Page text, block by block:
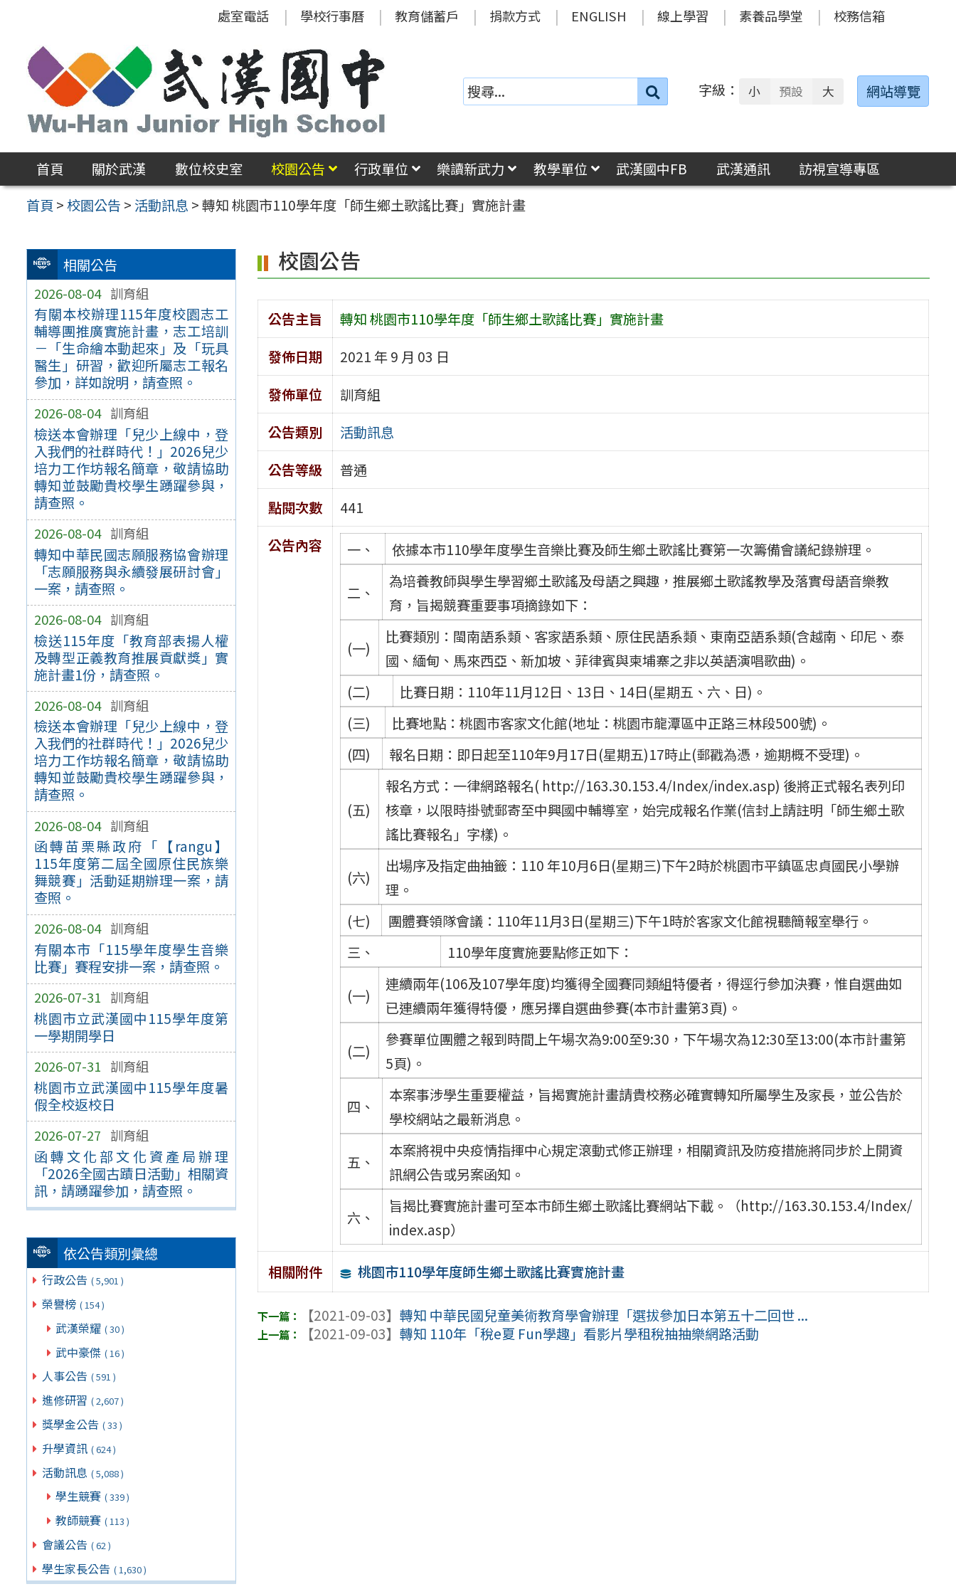
區
處室電話 學校行事曆 教育儲蓄戶 捐款方式 ENGLISH 線上學習 素養品學堂 校務信箱
搜
字級： 小 預設 大 網站導覽
首頁 關於武漢 數位校史室 校園公告 行政單位 樂讀新武力 教學單位 武漢國中FB 武漢通訊
訪視宣導專區
首頁 >校園公告 > 活動訊息 >轉知 桃園市110學年度「師生鄉土歌謠比賽」實施計畫
相關公告
2026-08-04 訓育組
有關本校辦理115年度校園志工
輔導團推廣實施計畫，志工培訓
－「生命繪本動起來」及「玩具
醫生」研習，歡迎所屬志工報名
參加，詳如說明，請查照。
2026-08-04 訓育組
檢送本會辦理「兒少上線中，登
入我們的社群時代！」2026兒少
培力工作坊報名簡章，敬請協助
轉知並鼓勵貴校學生踴躍參與，
請查照。
2026-08-04 訓育組
轉知中華民國志願服務協會辦理
「志願服務與永續發展研討會」
一案，請查照。
2026-08-04 訓育組
檢送115年度「教育部表揚人權
及轉型正義教育推展貢獻獎」實
施計畫1份，請查照。
2026-08-04 訓育組
檢送本會辦理「兒少上線中，登
入我們的社群時代！」2026兒少
培力工作坊報名簡章，敬請協助
轉知並鼓勵貴校學生踴躍參與，
請查照。
2026-08-04 訓育組
函轉苗栗縣政府「【rangu】
115年度第二屆全國原住民族樂
舞競賽」活動延期辦理一案，請
查照。
2026-08-04 訓育組
有關本市「115學年度學生音樂
比賽」賽程安排一案，請查照。
2026-07-31 訓育組
桃園市立武漢國中115學年度第
一學期開學日
2026-07-31 訓育組
桃園市立武漢國中115學年度暑
假全校返校日
2026-07-27 訓育組
函轉文化部文化資產局辦理
「2026全國古蹟日活動」相關資
訊，請踴躍參加，請查照。
依公告類別彙總
行政公告 ( 5,901 )
榮譽榜 ( 154 )
武漢榮耀 ( 30 )
武中豪傑 ( 16 )
人事公告 ( 591 )
進修研習 ( 2,607 )
獎學金公告 ( 33 )
升學資訊 ( 624 )
活動訊息 ( 5,088 )
學生競賽 ( 339 )
教師競賽 ( 113 )
會議公告 ( 62 )
學生家長公告 ( 1,630 )
校園公告
公告主旨
轉知 桃園市110學年度「師生鄉土歌謠比賽」實施計畫
發佈日期
2021 年 9 月 03 日
發佈單位
訓育組
公告類別
活動訊息
公告等級
普通
點閱次數
441
公告內容
一、 依據本市110學年度學生音樂比賽及師生鄉土歌謠比賽第一次籌備會議紀錄辦理。
二、
為培養教師與學生學習鄉土歌謠及母語之興趣，推展鄉土歌謠教學及落實母語音樂教
育，旨揭競賽重要事項摘錄如下：
(一)
比賽類別：閩南語系類、客家語系類、原住民語系類、東南亞語系類(含越南、印尼、泰
國、緬甸、馬來西亞、新加坡、菲律賓與柬埔寨之非以英語演唱歌曲)。
(二)
比賽日期：110年11月12日、13日、14日(星期五、六、日)。
(三)
比賽地點：桃園市客家文化館(地址：桃園市龍潭區中正路三林段500號)。
(四)
報名日期：即日起至110年9月17日(星期五)17時止(郵戳為憑，逾期概不受理)。
(五)
報名方式：一律網路報名( http://163.30.153.4/Index/index.asp) 後將正式報名表列印
核章，以限時掛號郵寄至中興國中輔導室，始完成報名作業(信封上請註明「師生鄉土歌
謠比賽報名」字樣)。
(六)
出場序及指定曲抽籤：110 年10月6日(星期三)下午2時於桃園市平鎮區忠貞國民小學辦
理。
(七)
團體賽領隊會議：110年11月3日(星期三)下午1時於客家文化館視聽簡報室舉行。
三、
110學年度實施要點修正如下：
(一)
連續兩年(106及107學年度)均獲得全國賽同類組特優者，得逕行參加決賽，惟自選曲如
已連續兩年獲得特優，應另擇自選曲參賽(本市計畫第3頁)。
(二)
參賽單位團體之報到時間上午場次為9:00至9:30，下午場次為12:30至13:00(本市計畫第
5頁)。
四、
本案事涉學生重要權益，旨揭實施計畫請貴校務必確實轉知所屬學生及家長，並公告於
學校網站之最新消息。
五、
本案將視中央疫情指揮中心規定滾動式修正辦理，相關資訊及防疫措施將同步於上開資
訊網公告或另案函知。
六、
旨揭比賽實施計畫可至本市師生鄉土歌謠比賽網站下載。（http://163.30.153.4/Index/
index.asp）
相關附件 桃園市110學年度師生鄉土歌謠比賽實施計畫
【2021-09-03】轉知 中華民國兒童美術教育學會辦理「選拔參加日本第五十二回世 ...
【2021-09-03】轉知 110年「稅e夏 Fun學趣」看影片學租稅抽抽樂網路活動